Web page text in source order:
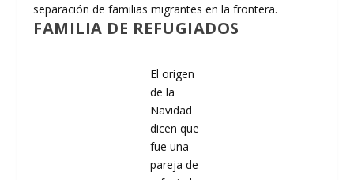
separación de familias migrantes en la frontera.
FAMILIA DE REFUGIADOS
El origen
de la
Navidad
dicen que
fue una
pareja de